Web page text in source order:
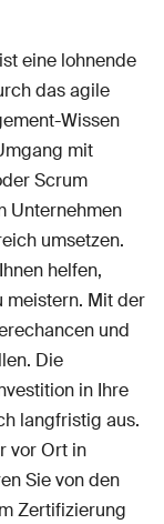
eine lohnende
das agile
Wissen
mit
Scrum
Unternehmen
umsetzen.
helfen,
meistern. Mit der
und
Die
in Ihre
langfristig aus.
vor Ort in
Sie von den
Zertifizierung